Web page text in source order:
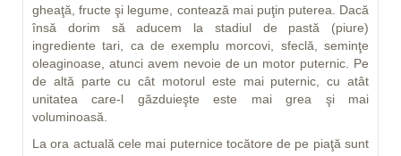
gheaţă, fructe şi legume, contează mai puţin puterea. Dacă
însă dorim să aducem la stadiul de pastă (piure)
ingrediente tari, ca de exemplu morcovi, sfeclă, seminţe
oleaginoase, atunci avem nevoie de un motor puternic. Pe
de altă parte cu cât motorul este mai puternic, cu atât
unitatea care-l găzduieşte este mai grea şi mai
voluminoasă.
La ora actuală cele mai puternice tocătore de pe piaţă sunt